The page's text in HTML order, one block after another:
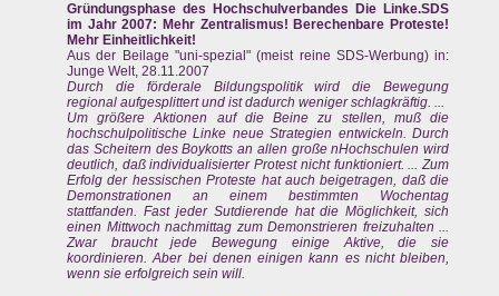
Gründungsphase des Hochschulverbandes Die Linke.SDS
im Jahr 2007: Mehr Zentralismus! Berechenbare Proteste!
Mehr Einheitlichkeit!
Aus der Beilage "uni-spezial" (meist reine SDS-Werbung) in:
Junge Welt, 28.11.2007
Durch die förderale Bildungspolitik wird die Bewegung
regional aufgesplittert und ist dadurch weniger schlagkräftig. ...
Um größere Aktionen auf die Beine zu stellen, muß die
hochschulpolitische Linke neue Strategien entwickeln. Durch
das Scheitern des Boykotts an allen große nHochschulen wird
deutlich, daß individualisierter Protest nicht funktioniert. ... Zum
Erfolg der hessischen Proteste hat auch beigetragen, daß die
Demonstrationen an einem bestimmten Wochentag
stattfanden. Fast jeder Sutdierende hat die Möglichkeit, sich
einen Mittwoch nachmittag zum Demonstrieren freizuhalten ...
Zwar braucht jede Bewegung einige Aktive, die sie
koordinieren. Aber bei denen einigen kann es nicht bleiben,
wenn sie erfolgreich sein will.